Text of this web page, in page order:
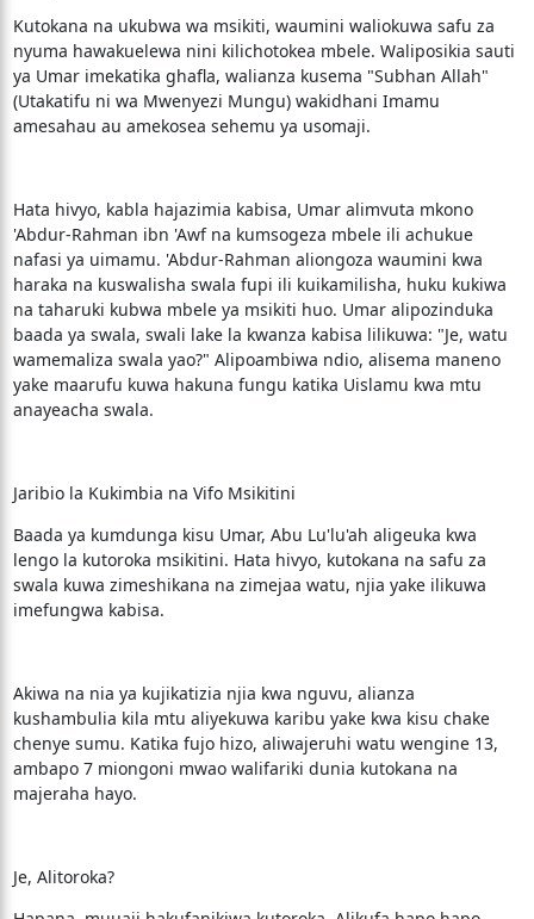
Kutokana na ukubwa wa msikiti, waumini waliokuwa safu za
nyuma hawakuelewa nini kilichotokea mbele. Waliposikia sauti
ya Umar imekatika ghafla, walianza kusema "Subhan Allah"
(Utakatifu ni wa Mwenyezi Mungu) wakidhani Imamu
amesahau au amekosea sehemu ya usomaji.
Hata hivyo, kabla hajazimia kabisa, Umar alimvuta mkono
'Abdur-Rahman ibn 'Awf na kumsogeza mbele ili achukue
nafasi ya uimamu. 'Abdur-Rahman aliongoza waumini kwa
haraka na kuswalisha swala fupi ili kuikamilisha, huku kukiwa
na taharuki kubwa mbele ya msikiti huo. Umar alipozinduka
baada ya swala, swali lake la kwanza kabisa lilikuwa: "Je, watu
wamemaliza swala yao?" Alipoambiwa ndio, alisema maneno
yake maarufu kuwa hakuna fungu katika Uislamu kwa mtu
anayeacha swala.
Jaribio la Kukimbia na Vifo Msikitini
Baada ya kumdunga kisu Umar, Abu Lu'lu'ah aligeuka kwa
lengo la kutoroka msikitini. Hata hivyo, kutokana na safu za
swala kuwa zimeshikana na zimejaa watu, njia yake ilikuwa
imefungwa kabisa.
Akiwa na nia ya kujikatizia njia kwa nguvu, alianza
kushambulia kila mtu aliyekuwa karibu yake kwa kisu chake
chenye sumu. Katika fujo hizo, aliwajeruhi watu wengine 13,
ambapo 7 miongoni mwao walifariki dunia kutokana na
majeraha hayo.
Je, Alitoroka?